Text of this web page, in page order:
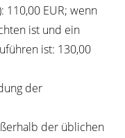
110,00 EUR; wenn
ist und ein
ist: 130,00
der
der üblichen